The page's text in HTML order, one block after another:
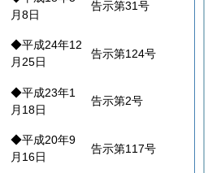
月8日
告示第31号
◆平成24年12
月25日
告示第124号
◆平成23年1
月18日
告示第2号
◆平成20年9
月16日
告示第117号